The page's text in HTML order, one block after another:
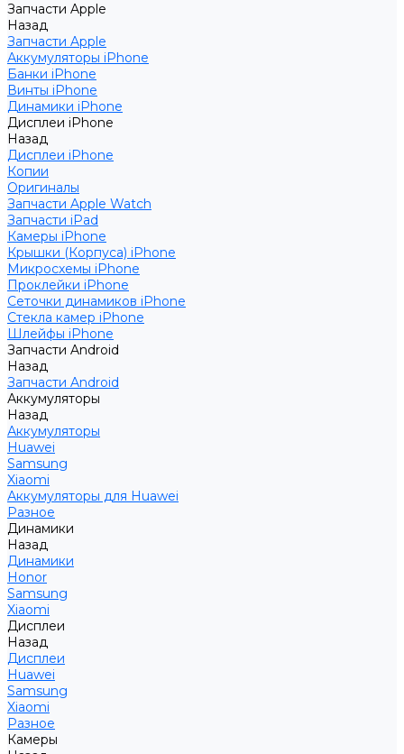
Запчасти Apple
Назад
Запчасти Apple
Аккумуляторы iPhone
Банки iPhone
Винты iPhone
Динамики iPhone
Дисплеи iPhone
Назад
Дисплеи iPhone
Копии
Оригиналы
Запчасти Apple Watch
Запчасти iPad
Камеры iPhone
Крышки (Корпуса) iPhone
Микросхемы iPhone
Проклейки iPhone
Сеточки динамиков iPhone
Стекла камер iPhone
Шлейфы iPhone
Запчасти Android
Назад
Запчасти Android
Аккумуляторы
Назад
Аккумуляторы
Huawei
Samsung
Xiaomi
Аккумуляторы для Huawei
Разное
Динамики
Назад
Динамики
Honor
Samsung
Xiaomi
Дисплеи
Назад
Дисплеи
Huawei
Samsung
Xiaomi
Разное
Камеры